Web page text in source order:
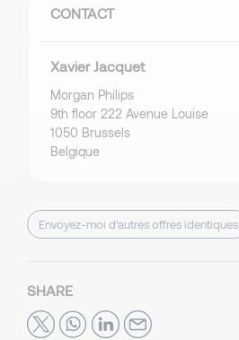
CONTACT
Xavier Jacquet
Morgan Philips
9th floor 222 Avenue Louise
1050 Brussels
Belgique
Envoyez-moi d’autres offres identiques
SHARE